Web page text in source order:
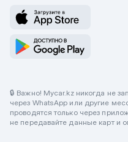
🔒 Важно! Mycar.kz никогда не
через WhatsApp или другие
проводятся только через
не передавайте данные карт и